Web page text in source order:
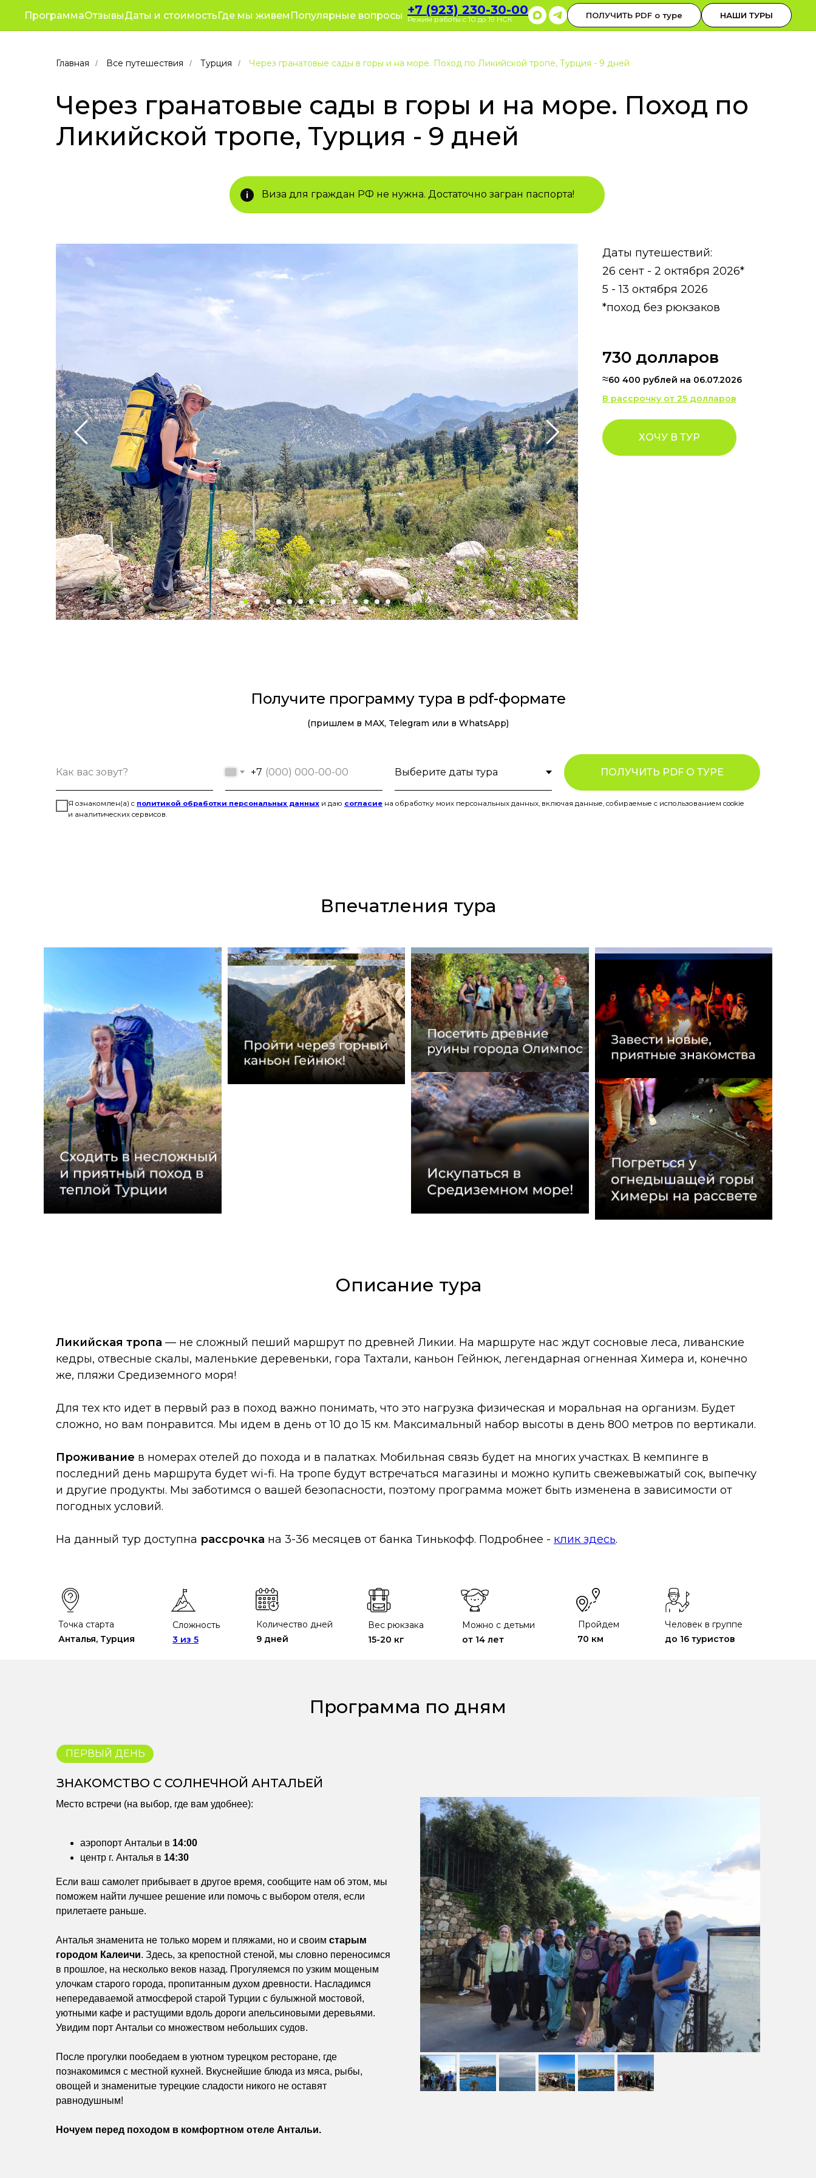
Популярные
туры
Ликийская
Путешествия Корпоративные туры
Полезное
Отзывы
О нас
+7 (923) 230-30-00
Режим работы с 10 до 19 НСК ОБРАТНЫЙ ЗВОНОК
Главная / Все путешествия / Турция / Через гранатовые сады в горы и на море. Поход по Ликийской тропе, Турция - 9 дней
Через гранатовые сады в горы и на море. Поход по
Ликийской тропе, Турция - 9 дней
Виза для граждан РФ не нужна. Достаточно загран паспорта!
i
Даты путешествий:
26 сент - 2 октября 2026*
5 - 13 октября 2026
*поход без рюкзаков
730 долларов
≈60 400 рублей на 06.07.2026
В рассрочку от 25 долларов
ХОЧУ В ТУР
Получите программу тура в pdf-формате
(пришлем в MAX, Telegram или в WhatsApp)
+7
Я ознакомлен(а) с политикой обработки персональных данных и даю согласие на обработку моих персональных данных, включая данные, собираемые с использованием cookie
и аналитических сервисов.
ПОЛУЧИТЬ PDF О ТУРЕ
ПрограммаОтзывыДаты и стоимостьГде мы живем Популярные вопросы +7 (923) 230-30-00
Режим работы с 10 до 19 НСК ПОЛУЧИТЬ PDF о туре НАШИ ТУРЫ
Впечатления тура
Описание тура
Ликийская тропа — не сложный пеший маршрут по древней Ликии. На маршруте нас ждут сосновые леса, ливанские
кедры, отвесные скалы, маленькие деревеньки, гора Тахтали, каньон Гейнюк, легендарная огненная Химера и, конечно
же, пляжи Средиземного моря!
Для тех кто идет в первый раз в поход важно понимать, что это нагрузка физическая и моральная на организм. Будет
сложно, но вам понравится. Мы идем в день от 10 до 15 км. Максимальный набор высоты в день 800 метров по вертикали.
Проживание в номерах отелей до похода и в палатках. Мобильная связь будет на многих участках. В кемпинге в
последний день маршрута будет wi-fi. На тропе будут встречаться магазины и можно купить свежевыжатый сок, выпечку
и другие продукты. Мы заботимся о вашей безопасности, поэтому программа может быть изменена в зависимости от
погодных условий.
На данный тур доступна рассрочка на 3-36 месяцев от банка Тинькофф. Подробнее - клик здесь.
Анталья, Турция
Точка старта
3 из 5
Сложность
15-20 кг
Вес рюкзака
9 дней
Количество дней
70 км
Пройдем
до 16 туристов
Человек в группе
от 14 лет
Можно с детьми
Программа по дням
ПЕРВЫЙ ДЕНЬ
ЗНАКОМСТВО С СОЛНЕЧНОЙ АНТАЛЬЕЙ
Место встречи (на выбор, где вам удобнее):
аэропорт Антальи в 14:00
центр г. Анталья в 14:30
Если ваш самолет прибывает в другое время, сообщите нам об этом, мы
поможем найти лучшее решение или помочь с выбором отеля, если
прилетаете раньше.
Анталья знаменита не только морем и пляжами, но и своим старым
городом Калеичи. Здесь, за крепостной стеной, мы словно переносимся
в прошлое, на несколько веков назад. Прогуляемся по узким мощеным
улочкам старого города, пропитанным духом древности. Насладимся
непередаваемой атмосферой старой Турции с булыжной мостовой,
уютными кафе и растущими вдоль дороги апельсиновыми деревьями.
Увидим порт Антальи со множеством небольших судов.
После прогулки пообедаем в уютном турецком ресторане, где
познакомимся с местной кухней. Вкуснейшие блюда из мяса, рыбы,
овощей и знаменитые турецкие сладости никого не оставят
равнодушным!
Ночуем перед походом в комфортном отеле Антальи.